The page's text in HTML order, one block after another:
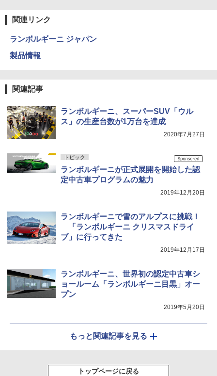
関連リンク
ランボルギーニ ジャパン
製品情報
関連記事
ランボルギーニ、スーパーSUV「ウル
ス」の生産台数が1万台を達成
2020年7月27日
トピック
ランボルギーニが正式展開を開始した認
定中古車プログラムの魅力
2019年12月20日
ランボルギーニで雪のアルプスに挑戦！
「ランボルギーニ クリスマスドライ
ブ」に行ってきた
2019年12月17日
ランボルギーニ、世界初の認定中古車シ
ョールーム「ランボルギーニ目黒」オー
プン
2019年5月20日
もっと関連記事を見る
トップページに戻る